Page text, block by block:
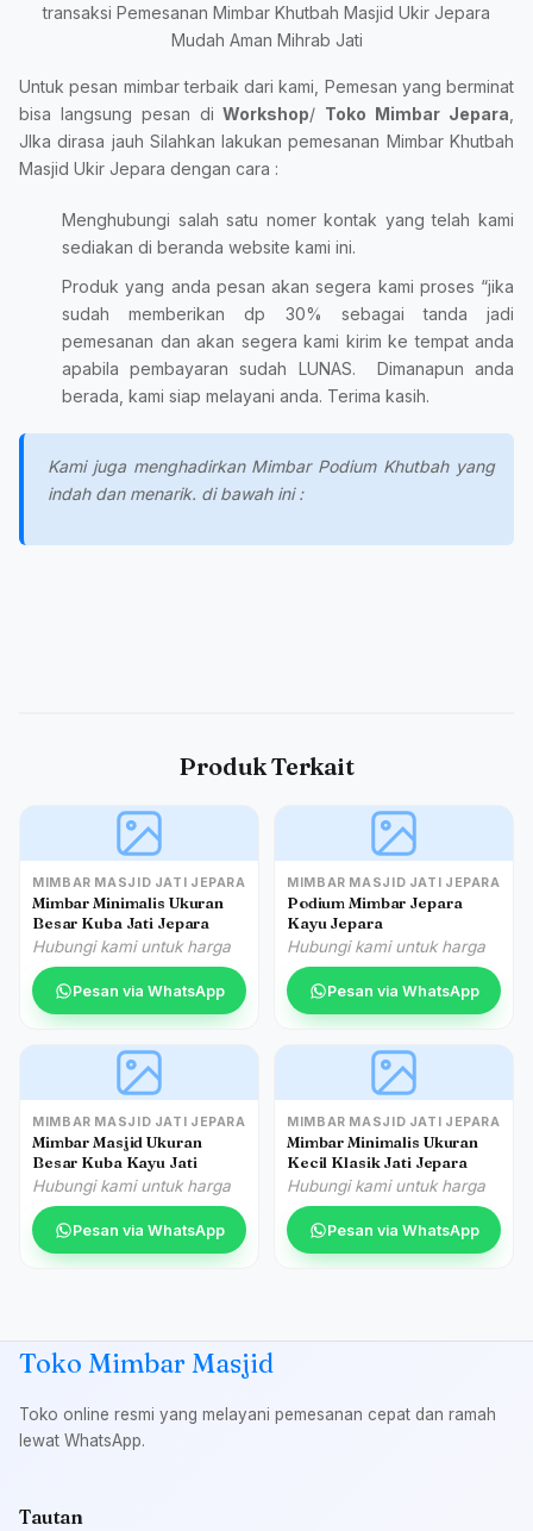
transaksi Pemesanan Mimbar Khutbah Masjid Ukir Jepara
Mudah Aman Mihrab Jati
Untuk pesan mimbar terbaik dari kami, Pemesan yang berminat
bisa langsung pesan diWorkshop/ Toko Mimbar Jepara
JIka dirasa jauh Silahkan lakukan pemesanan Mimbar Khutbah
Masjid Ukir Jepara dengan cara :
Menghubungi salah satu nomer kontak yang telah kami
sediakan di beranda website kami ini.
Produk yang anda pesan akan segera kami proses “jika
sudah memberikan dp 30% sebagai tanda jadi
pemesanan dan akan segera kami kirim ke tempat anda
apabila pembayaran sudah LUNAS. Dimanapun anda
berada, kami siap melayani anda. Terima kasih.
Kami juga menghadirkan Mimbar Podium Khutbah yang
indah dan menarik. di bawah ini :
Produk Terkait
MIMBAR MASJID JATI JEPARA
Mimbar Minimalis Ukuran
Besar Kuba Jati Jepara
Hubungi kami untuk harga
Pesan via WhatsApp
MIMBAR MASJID JATI JEPARA
Podium Mimbar Jepara
Kayu Jepara
Hubungi kami untuk harga
Pesan via WhatsApp
MIMBAR MASJID JATI JEPARA
Mimbar Masjid Ukuran
Besar Kuba Kayu Jati
Hubungi kami untuk harga
Pesan via WhatsApp
MIMBAR MASJID JATI JEPARA
Mimbar Minimalis Ukuran
Kecil Klasik Jati Jepara
Hubungi kami untuk harga
Pesan via WhatsApp
Toko Mimbar Masjid
Toko online resmi yang melayani pemesanan cepat dan ramah
lewat WhatsApp.
Tautan